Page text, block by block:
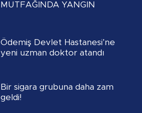
MUTFAĞINDA YANGIN
Ödemiş Devlet Hastanesi’ne
yeni uzman doktor atandı
Bir sigara grubuna daha zam
geldi!